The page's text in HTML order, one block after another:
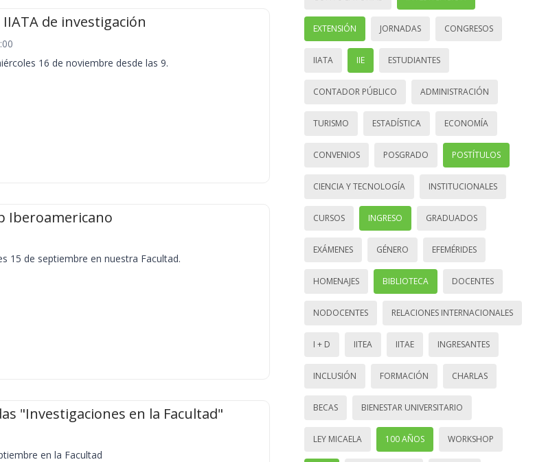
IIATA de investigación
16 de noviembre desde las 9.
Iberoamericano
15 de septiembre en nuestra Facultad.
"Investigaciones en la Facultad"
en la Facultad
EXTENSIÓN JORNADAS CONGRESOS
IIATA IIE ESTUDIANTES
CONTADOR PÚBLICO ADMINISTRACIÓN
TURISMO ESTADÍSTICA ECONOMÍA
CONVENIOS POSGRADO POSTÍTULOS
CIENCIA Y TECNOLOGÍA INSTITUCIONALES
CURSOS INGRESO GRADUADOS
EXÁMENES GÉNERO EFEMÉRIDES
HOMENAJES BIBLIOTECA DOCENTES
NODOCENTES RELACIONES INTERNACIONALES
I + D IITEA IITAE INGRESANTES
INCLUSIÓN FORMACIÓN CHARLAS
BECAS BIENESTAR UNIVERSITARIO
LEY MICAELA 100 AÑOS WORKSHOP